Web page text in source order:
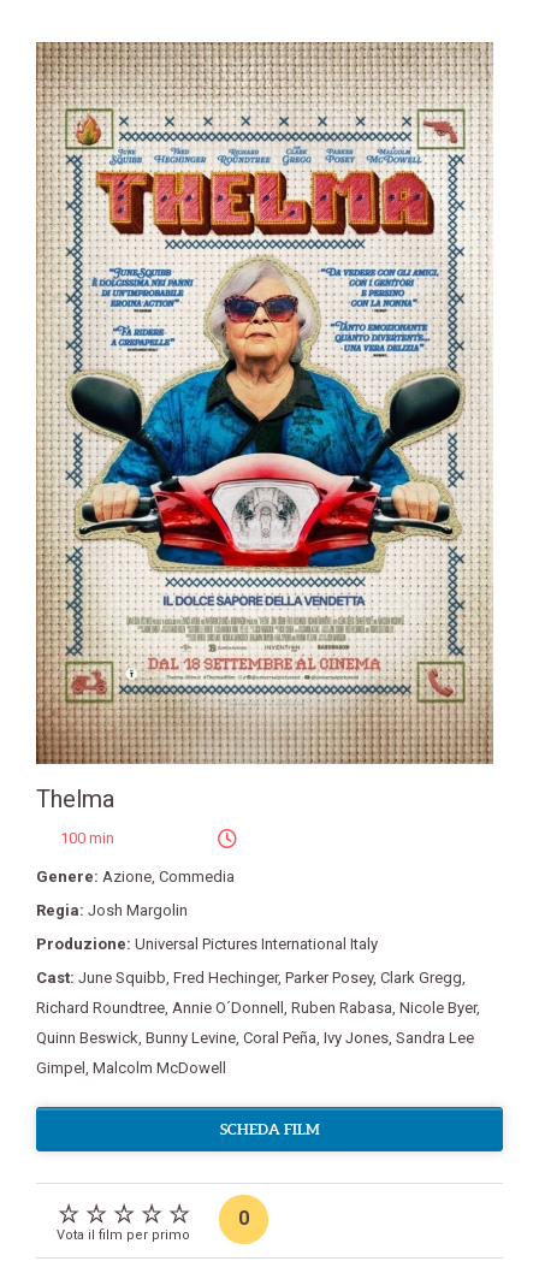
Thelma
100 min
Genere: Azione, Commedia
Regia: Josh Margolin
Produzione: Universal Pictures International Italy
Cast: June Squibb, Fred Hechinger, Parker Posey, Clark Gregg,
Richard Roundtree, Annie O´Donnell , Ruben Rabasa, Nicole Byer,
Quinn Beswick, Bunny Levine, Coral Peña, Ivy Jones, Sandra Lee
Gimpel , Malcolm McDowell
SCHEDA FILM
Vota il film per primo
0